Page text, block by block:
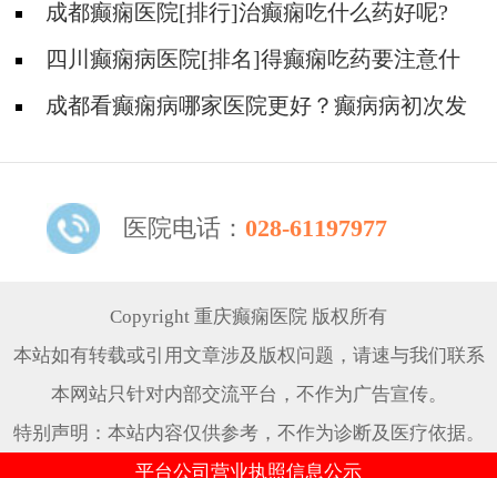
成都癫痫医院[排行]治癫痫吃什么药好呢?
四川癫痫病医院[排名]得癫痫吃药要注意什
么?成都看癫痫病哪家医院更好？癫病病初次发
医院电话： 028-61197977
Copyright 重庆癫痫医院 版权所有
本站如有转载或引用文章涉及版权问题，请速与我们联系
本网站只针对内部交流平台，不作为广告宣传。
特别声明：本站内容仅供参考，不作为诊断及医疗依据。
平台公司营业执照信息公示